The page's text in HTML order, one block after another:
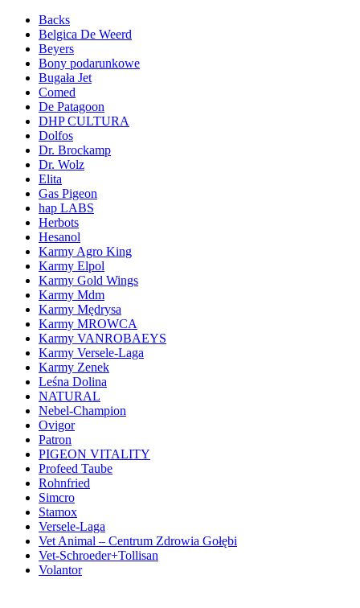
Backs
Belgica De Weerd
Beyers
Bony podarunkowe
Bugała Jet
Comed
De Patagoon
DHP CULTURA
Dolfos
Dr. Brockamp
Dr. Wolz
Elita
Gas Pigeon
hap LABS
Herbots
Hesanol
Karmy Agro King
Karmy Elpol
Karmy Gold Wings
Karmy Mdm
Karmy Mędrysa
Karmy MROWCA
Karmy VANROBAEYS
Karmy Versele-Laga
Karmy Zenek
Leśna Dolina
NATURAL
Nebel-Champion
Ovigor
Patron
PIGEON VITALITY
Profeed Taube
Rohnfried
Simcro
Stamox
Versele-Laga
Vet Animal – Centrum Zdrowia Gołębi
Vet-Schroeder+Tollisan
Volantor